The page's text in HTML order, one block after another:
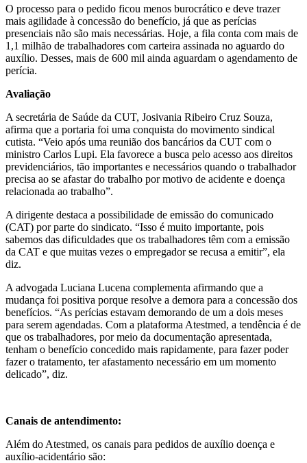
O processo para o pedido ficou menos burocrático e deve trazer
mais agilidade à concessão do benefício, já que as perícias
presenciais não são mais necessárias. Hoje, a fila conta com mais de
1,1 milhão de trabalhadores com carteira assinada no aguardo do
auxílio. Desses, mais de 600 mil ainda aguardam o agendamento de
perícia.
Avaliação
A secretária de Saúde da CUT, Josivania Ribeiro Cruz Souza,
afirma que a portaria foi uma conquista do movimento sindical
cutista. “Veio após uma reunião dos bancários da CUT com o
ministro Carlos Lupi. Ela favorece a busca pelo acesso aos direitos
previdenciários, tão importantes e necessários quando o trabalhador
precisa ao se afastar do trabalho por motivo de acidente e doença
relacionada ao trabalho”.
A dirigente destaca a possibilidade de emissão do comunicado
(CAT) por parte do sindicato. “Isso é muito importante, pois
sabemos das dificuldades que os trabalhadores têm com a emissão
da CAT e que muitas vezes o empregador se recusa a emitir”, ela
diz.
A advogada Luciana Lucena complementa afirmando que a
mudança foi positiva porque resolve a demora para a concessão dos
benefícios. “As perícias estavam demorando de um a dois meses
para serem agendadas. Com a plataforma Atestmed, a tendência é de
que os trabalhadores, por meio da documentação apresentada,
tenham o benefício concedido mais rapidamente, para fazer poder
fazer o tratamento, ter afastamento necessário em um momento
delicado”, diz.
Canais de antendimento:
Além do Atestmed, os canais para pedidos de auxílio doença e
auxílio-acidentário são: